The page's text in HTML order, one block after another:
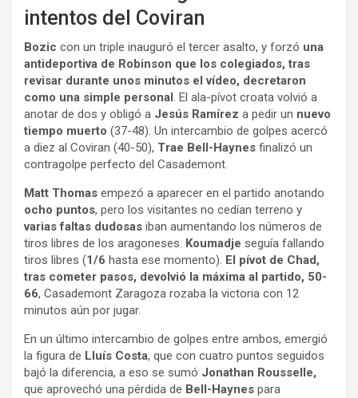
intentos del Coviran
Bozic con un triple inauguró el tercer asalto, y forzó una
antideportiva de Robinson que los colegiados, tras
revisar durante unos minutos el vídeo, decretaron
como una simple personal . El ala-pívot croata volvió a
anotar de dos y obligó a Jesús Ramírez a pedir un nuevo
tiempo muerto (37-48). Un intercambio de golpes acercó
a diez al Coviran (40-50), Trae Bell-Haynes finalizó un
contragolpe perfecto del Casademont.
Matt Thomas empezó a aparecer en el partido anotando
ocho puntos, pero los visitantes no cedían terreno y
varias faltas dudosas iban aumentando los números de
tiros libres de los aragoneses. Koumadje seguía fallando
tiros libres (1/6 hasta ese momento). El pívot de Chad,
tras cometer pasos, devolvió la máxima al partido, 50-
66, Casademont Zaragoza rozaba la victoria con 12
minutos aún por jugar.
En un último intercambio de golpes entre ambos, emergió
la figura de Lluís Costa, que con cuatro puntos seguidos
bajó la diferencia, a eso se sumó Jonathan Rousselle,
que aprovechó una pérdida de Bell-Haynes para